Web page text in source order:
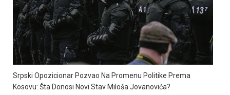
Srpski Opozicionar Pozvao Na Promenu Politike Prema
Kosovu: Šta Donosi Novi Stav Miloša Jovanovića?